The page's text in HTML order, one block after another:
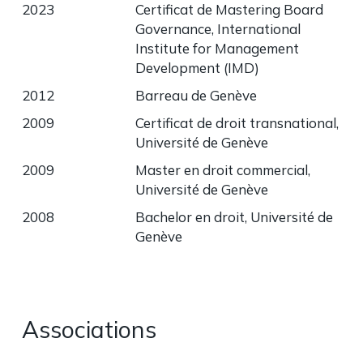
2023
Certificat de Mastering Board
Governance, International
Institute for Management
Development (IMD)
2012
Barreau de Genève
2009
Certificat de droit transnational,
Université de Genève
2009
Master en droit commercial,
Université de Genève
2008
Bachelor en droit, Université de
Genève
Associations